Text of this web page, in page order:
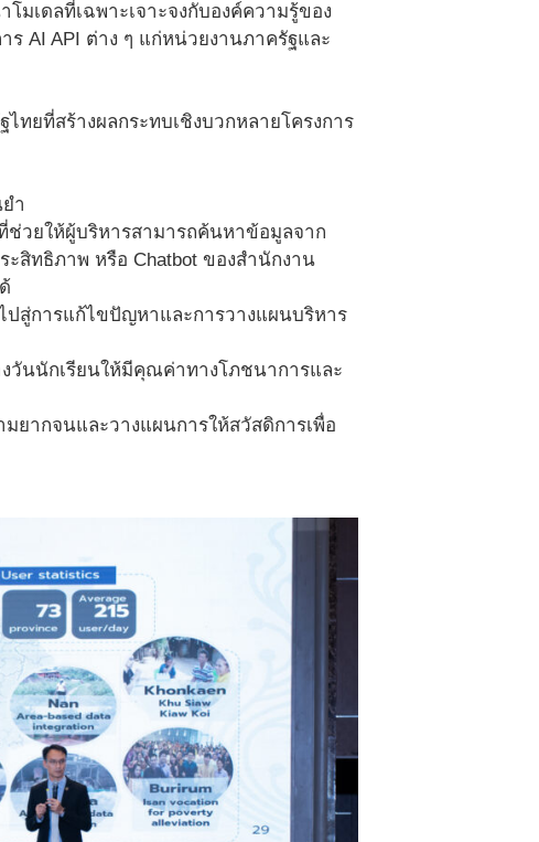
มเดลที่เฉพาะเจาะจงกับองค์ความรู้ของ
ร AI API ต่าง ๆ แก่หน่วยงานภาครัฐและ
ยที่สร้างผลกระทบเชิงบวกหลายโครงการ
ำ
ช่วยให้ผู้บริหารสามารถค้นหาข้อมูลจาก
ะสิทธิภาพ หรือ Chatbot ของสำนักงาน
ปสู่การแก้ไขปัญหาและการวางแผนบริหาร
วันนักเรียนให้มีคุณค่าทางโภชนาการและ
ยากจนและวางแผนการให้สวัสดิการเพื่อ